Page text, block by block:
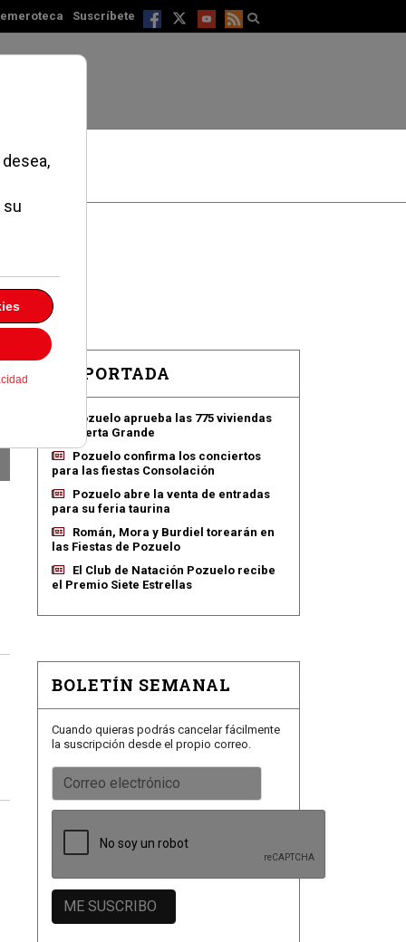
Suscríbete
EN PORTADA
Pozuelo aprueba las 775 viviendas
de Huerta Grande
Pozuelo confirma los conciertos
para las fiestas Consolación
Pozuelo abre la venta de entradas
para su feria taurina
Román, Mora y Burdiel torearán en
las Fiestas de Pozuelo
El Club de Natación Pozuelo recibe
el Premio Siete Estrellas
BOLETÍN SEMANAL
Cuando quieras podrás cancelar fácilmente
la suscripción desde el propio correo.